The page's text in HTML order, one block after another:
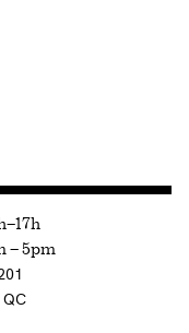
— 5pm